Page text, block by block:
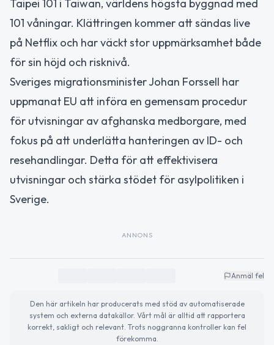
Taipei 101 i Taiwan, världens högsta byggnad med
101 våningar. Klättringen kommer att sändas live
på Netflix och har väckt stor uppmärksamhet både
för sin höjd och risknivå.
Sveriges migrationsminister Johan Forssell har
uppmanat EU att införa en gemensam procedur
för utvisningar av afghanska medborgare, med
fokus på att underlätta hanteringen av ID- och
resehandlingar. Detta för att effektivisera
utvisningar och stärka stödet för asylpolitiken i
Sverige.
ANNONS
Anmäl fel
Den här artikeln har producerats med stöd av automatiserade
system och externa datakällor. Vårt mål är alltid att rapportera
korrekt, sakligt och relevant. Trots noggranna kontroller kan fel
förekomma.